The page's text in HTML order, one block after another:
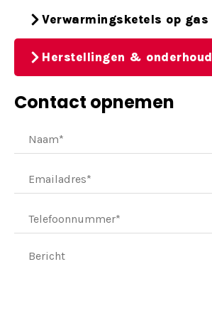
Verwarmingsketels op gas
Herstellingen & onderhoud
Contact opnemen